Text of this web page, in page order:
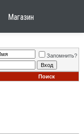
Магазин
Запомнить?
Поиск